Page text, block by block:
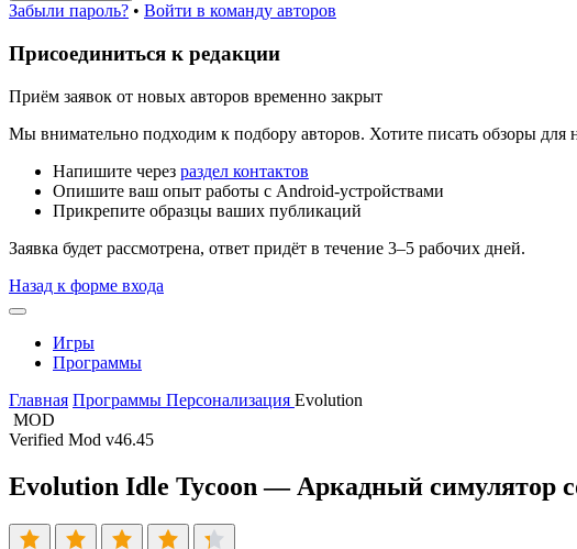
Забыли пароль? • Войти в команду авторов
Присоединиться к редакции
Приём заявок от новых авторов временно закрыт
Мы внимательно подходим к подбору авторов. Хотите писать обзоры для
Напишите через раздел контактов
Опишите ваш опыт работы с Android-устройствами
Прикрепите образцы ваших публикаций
Заявка будет рассмотрена, ответ придёт в течение 3–5 рабочих дней.
Назад к форме входа
Игры
Программы
Главная Программы Персонализация Evolution
MOD
Verified Mod v46.45
Evolution Idle Tycoon — Аркадный симулятор